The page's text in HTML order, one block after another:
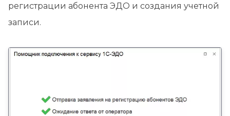
регистрации абонента ЭДО и создания учетной
записи.